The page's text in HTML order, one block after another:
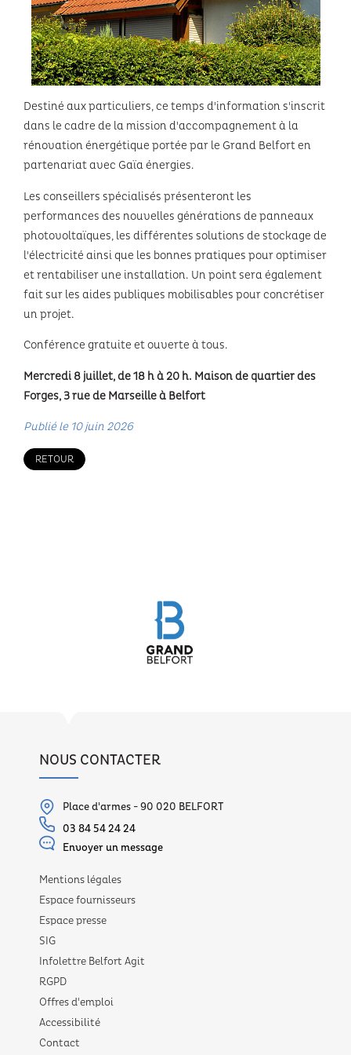
Festivals
Destiné aux particuliers, ce temps d'information s'inscrit
dans le cadre de la mission d'accompagnement à la
rénovation énergétique portée par le Grand Belfort en
partenariat avec Gaïa énergies.
Les conseillers spécialisés présenteront les
performances des nouvelles générations de panneaux
photovoltaïques, les différentes solutions de stockage de
l'électricité ainsi que les bonnes pratiques pour optimiser
et rentabiliser une installation. Un point sera également
fait sur les aides publiques mobilisables pour concrétiser
un projet.
Conférence gratuite et ouverte à tous.
Mercredi 8 juillet, de 18 h à 20 h. Maison de quartier des
Forges, 3 rue de Marseille à Belfort
Publié le 10 juin 2026
RETOUR
NOUS CONTACTER
Place d'armes - 90 020 BELFORT
03 84 54 24 24
Envoyer un message
Mentions légales
Espace fournisseurs
Espace presse
SIG
Infolettre Belfort Agit
RGPD
Offres d'emploi
Accessibilité
Contact